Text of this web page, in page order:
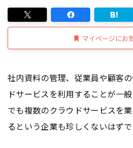
マイページにお
社内資料の管理、従業員や顧客
ドサービスを利用することが一
でも複数のクラウドサービスを
るという企業も珍しくないはずで